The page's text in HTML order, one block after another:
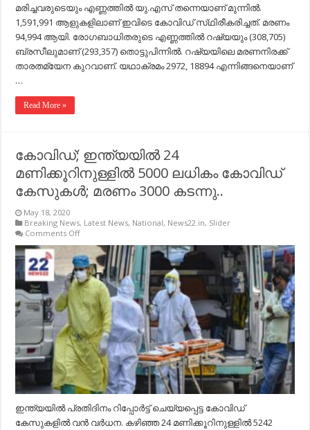
മരിച്ചവരുടെയും എണ്ണത്തില്‍ യു.എസ്​ തന്നെയാണ്​ മുന്നില്‍.
1,591,991 ആളുകളിലാണ്​ ഇവിടെ കോവിഡ്​ സ്​ഥിരീകരിച്ചത്​. മരണം
94,994 ആയി. രോഗബാധിതരുടെ എണ്ണത്തില്‍ റഷ്യയും (308,705)
ബ്രസീലുമാണ് ​(293,357) തൊട്ടുപിന്നില്‍. റഷ്യയിലെ മരണനിരക്ക്​
താരതമ്യേന കുറവാണ്​. യഥാക്രമം 2972, 18894 എന്നിങ്ങനെയാണ്​
…
Read More »
കോവിഡ്; ഇന്ത്യയില്‍ 24
മണിക്കൂറിനുള്ളില്‍ 5000 ലധികം കോവിഡ്​
കേസുകള്‍; മരണം 3000 കടന്നു..
May 18, 2020
Breaking News, Latest News, National, News22.in, Slider
Comments Offon
കോവിഡ്;
ഇന്ത്യയില്‍
24
മണിക്കൂറിനുള്ളില്‍
5000
ലധികം
കോവിഡ്​
കേസുകള്‍;
മരണം
3000
കടന്നു..
ഇന്ത്യയില്‍ പ്രതിദിനം റിപ്പോര്‍ട്ട്​ ചെയ്യപ്പെട്ട കോവിഡ്​
കേസുകളില്‍ വന്‍​ വര്‍ധന.​ കഴിഞ്ഞ 24 മണിക്കൂറിനുള്ളില്‍ 5242